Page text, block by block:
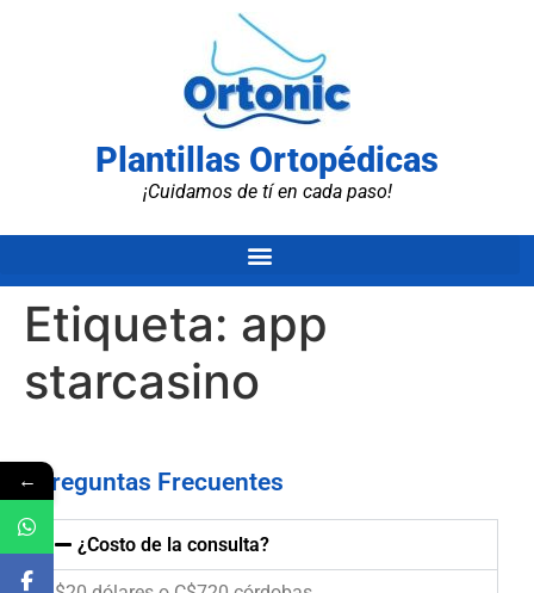
Plantillas Ortopédicas
¡Cuidamos de tí en cada paso!
Etiqueta: app
starcasino
Preguntas Frecuentes
¿Costo de la consulta?
←